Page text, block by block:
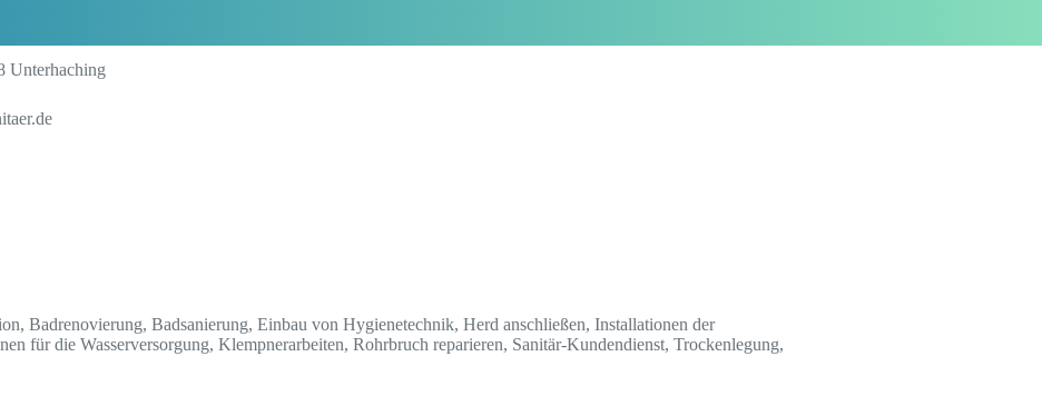
Unterhaching
Badrenovierung, Badsanierung, Einbau von Hygienetechnik, Herd anschließen, Installationen der
für die Wasserversorgung, Klempnerarbeiten, Rohrbruch reparieren, Sanitär-Kundendienst, Trockenlegung,